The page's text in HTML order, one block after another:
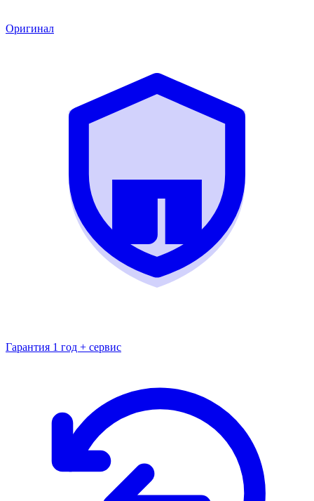
Оригинал
Гарантия 1 год + сервис